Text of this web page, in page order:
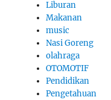
Liburan
Makanan
music
Nasi Goreng
olahraga
OTOMOTIF
Pendidikan
Pengetahuan